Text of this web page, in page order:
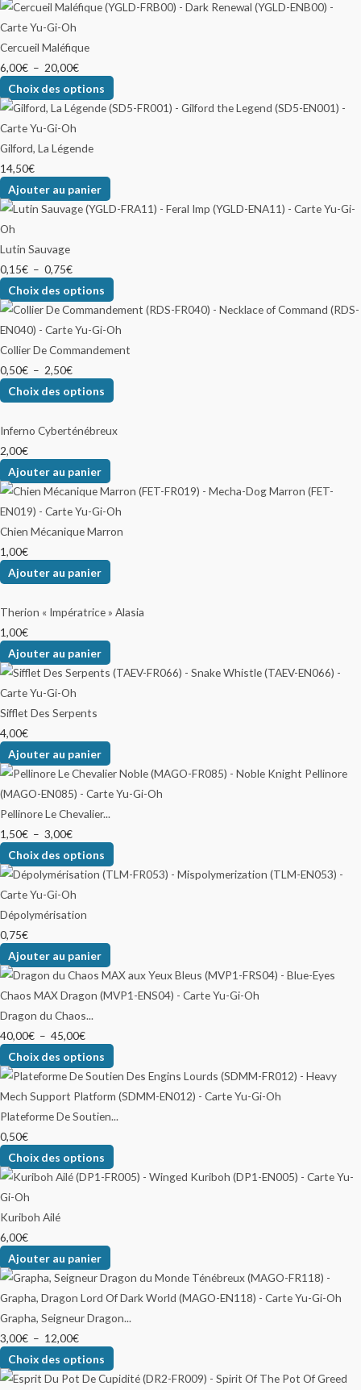
Cercueil Maléfique
6,00€ – 20,00€
Choix des options
Gilford, La Légende
14,50€
Ajouter au panier
Lutin Sauvage
0,15€ – 0,75€
Choix des options
Collier De Commandement
0,50€ – 2,50€
Choix des options
Inferno Cyberténébreux
2,00€
Ajouter au panier
Chien Mécanique Marron
1,00€
Ajouter au panier
Therion « Impératrice » Alasia
1,00€
Ajouter au panier
Sifflet Des Serpents
4,00€
Ajouter au panier
Pellinore Le Chevalier...
1,50€ – 3,00€
Choix des options
Dépolymérisation
0,75€
Ajouter au panier
Dragon du Chaos...
40,00€ – 45,00€
Choix des options
Plateforme De Soutien...
0,50€
Choix des options
Kuriboh Ailé
6,00€
Ajouter au panier
Grapha, Seigneur Dragon...
3,00€ – 12,00€
Choix des options